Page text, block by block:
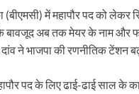
(बीएमसी) में महापौर पद को लेकर
बावजूद अब तक मेयर के नाम और
ने भाजपा की रणनीतिक टेंशन
पद के लिए ढाई-ढाई साल के